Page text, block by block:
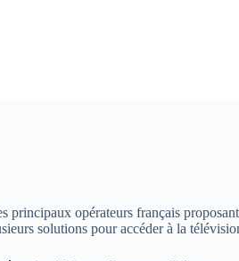
principaux opérateurs français
solutions pour accéder à la